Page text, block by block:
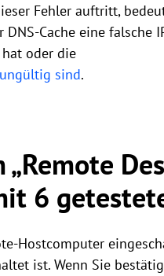
Fehler auftritt,
Cache eine falsche
oder die
sind.
6
Hostcomputer
ist. Wenn Sie